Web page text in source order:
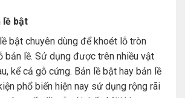
lề bật
bật chuyên dùng để khoét lỗ tròn
bản lề. Sử dụng được trên nhiều vật
kể cả gỗ cứng. Bản lề bật hay bản lề
phổ biến hiện nay sử dụng rộng rãi